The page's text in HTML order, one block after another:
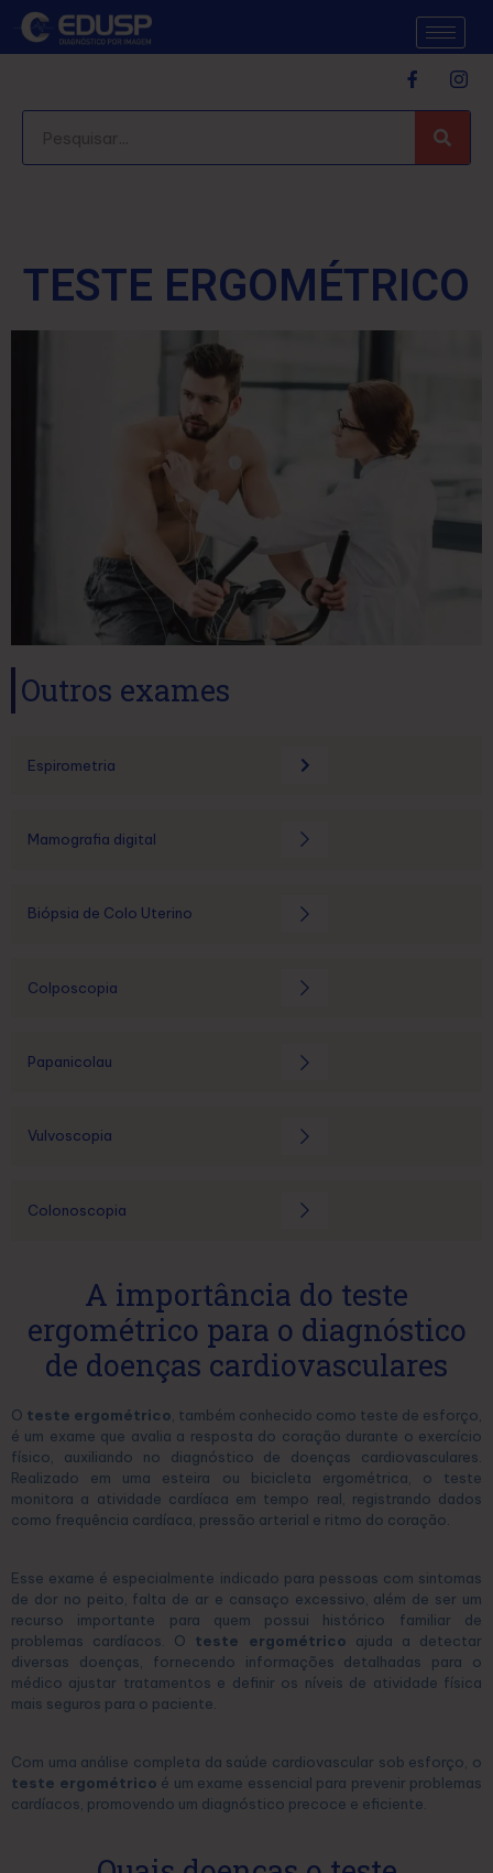
TESTE ERGOMÉTRICO
Outros exames
Espirometria
Mamografia digital
Biópsia de Colo Uterino
Colposcopia
Papanicolau
Vulvoscopia
Colonoscopia
A importância do teste
ergométrico para o diagnóstico
de doenças cardiovasculares
O teste ergométrico , também conhecido como teste de esforço,
é um exame que avalia a resposta do coração durante o exercício
físico, auxiliando no diagnóstico de doenças cardiovasculares.
Realizado em uma esteira ou bicicleta ergométrica, o teste
monitora a atividade cardíaca em tempo real, registrando dados
como frequência cardíaca, pressão arterial e ritmo do coração.
Esse exame é especialmente indicado para pessoas com sintomas
de dor no peito, falta de ar e cansaço excessivo, além de ser um
recurso importante para quem possui histórico familiar de
problemas cardíacos. O teste ergométrico ajuda a detectar
diversas doenças, fornecendo informações detalhadas para o
médico ajustar tratamentos e definir os níveis de atividade física
mais seguros para o paciente.
Com uma análise completa da saúde cardiovascular sob esforço, o
teste ergométrico é um exame essencial para prevenir problemas
cardíacos, promovendo um diagnóstico precoce e eficiente.